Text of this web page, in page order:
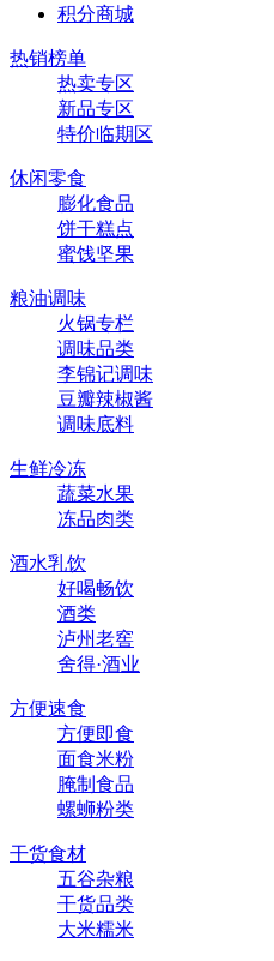
积分商城
热销榜单
热卖专区
新品专区
特价临期区
休闲零食
膨化食品
饼干糕点
蜜饯坚果
粮油调味
火锅专栏
调味品类
李锦记调味
豆瓣辣椒酱
调味底料
生鲜冷冻
蔬菜水果
冻品肉类
酒水乳饮
好喝畅饮
酒类
泸州老窖
舍得·酒业
方便速食
方便即食
面食米粉
腌制食品
螺蛳粉类
干货食材
五谷杂粮
干货品类
大米糯米